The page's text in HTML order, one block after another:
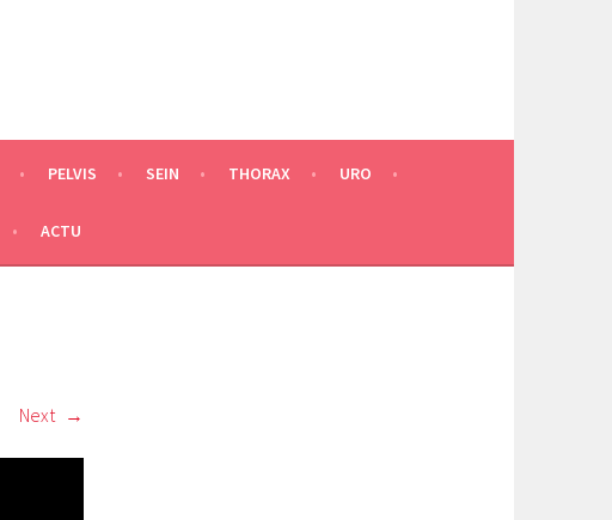
PELVIS SEIN THORAX URO
ACTU
Next